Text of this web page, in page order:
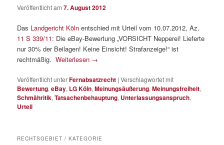
Veröffentlicht am7. August 2012
Das Landgericht Köln entschied mit Urteil vom 10.07.2012, Az.
11 S 339/11: Die eBay-Bewertung „VORSICHT Nepperei! Lieferte
nur 30% der Beilagen! Keine Einsicht! Strafanzeige!“ ist
rechtmäßig.Weiterlesen →
Veröffentlicht unterFernabsatzrecht |Verschlagwortet mit
Bewertung,eBay, LG Köln,Meinungsäußerung,Meinungsfreiheit,
Schmähritik,Tatsachenbehauptung, Unterlassungsanspruch,
Urteil
RECHTSGEBIET / KATEGORIE